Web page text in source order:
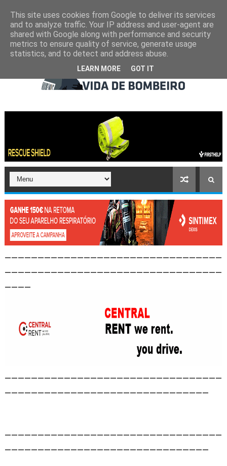
This site uses cookies from Google to deliver its services
and to analyze traffic. Your IP address and user-agent are
shared with Google along with performance and security
metrics to ensure quality of service, generate usage
statistics, and to detect and address abuse.
LEARN MORE GOT IT